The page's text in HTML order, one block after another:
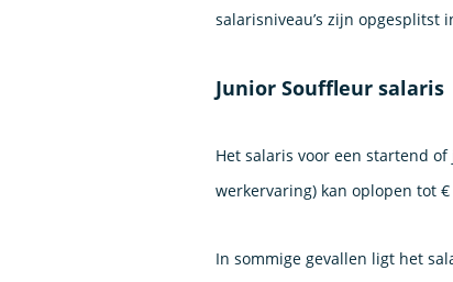
salarisniveau’s zijn opgesplitst
Junior Souffleur salaris
Het salaris voor een startend
werkervaring) kan oplopen tot
In sommige gevallen ligt het